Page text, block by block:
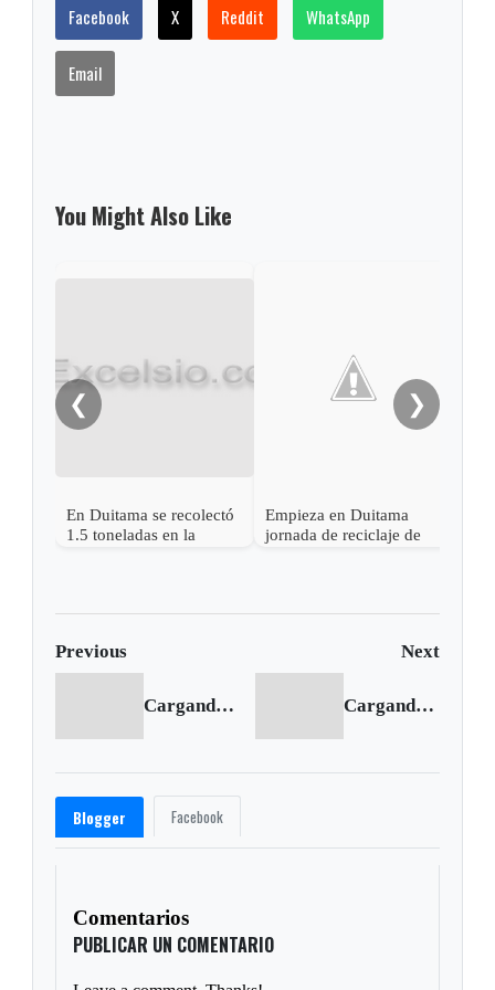
Facebook X Reddit WhatsApp
Email
You Might Also Like
❮
En Duitama se recolectó
1.5 toneladas en la
Empieza en Duitama
jornada de reciclaje de
❯
Previous Next
Cargando anterior... Cargando siguiente...
Blogger Facebook
Comentarios
PUBLICAR UN COMENTARIO